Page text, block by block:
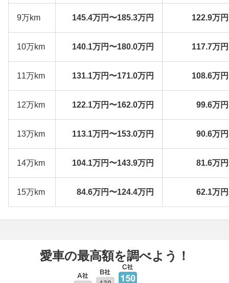
9万km 145.4万円〜185.3万円 122.9万
10万km 140.1万円〜180.0万円 117.7万
11万km 131.1万円〜171.0万円 108.6万
12万km 122.1万円〜162.0万円 99.6万
13万km 113.1万円〜153.0万円 90.6万
14万km 104.1万円〜143.9万円 81.6万
15万km 84.6万円〜124.4万円 62.1万
愛車の最高額を調べよう！